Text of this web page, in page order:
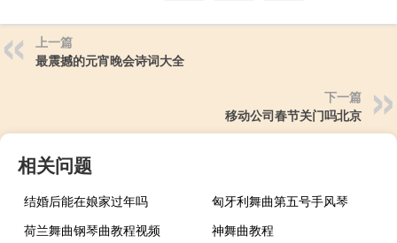
上一篇
最震撼的元宵晚会诗词大全
下一篇
移动公司春节关门吗北京
相关问题
结婚后能在娘家过年吗
匈牙利舞曲第五号手风琴
荷兰舞曲钢琴曲教程视频
神舞曲教程